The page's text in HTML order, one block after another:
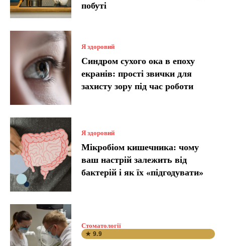
побуті
Я здоровий
Синдром сухого ока в епоху
екранів: прості звички для
захисту зору під час роботи
Я здоровий
Мікробіом кишечника: чому
ваш настрій залежить від
бактерій і як їх «підгодувати»
Стоматології
★ 9.9